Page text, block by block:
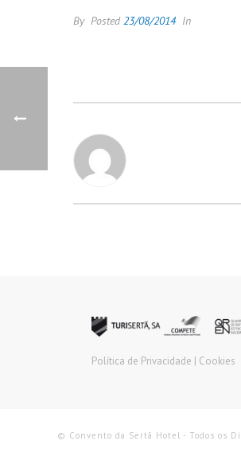
By Posted23/08/2014 In
Política de Privacidade | Cookies
© Convento da Sertã Hotel - Todos os